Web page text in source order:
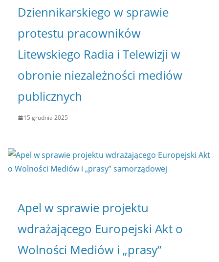
Dziennikarskiego w sprawie
protestu pracowników
Litewskiego Radia i Telewizji w
obronie niezależności mediów
publicznych
15 grudnia 2025
Apel w sprawie projektu
wdrażającego Europejski Akt o
Wolności Mediów i „prasy”